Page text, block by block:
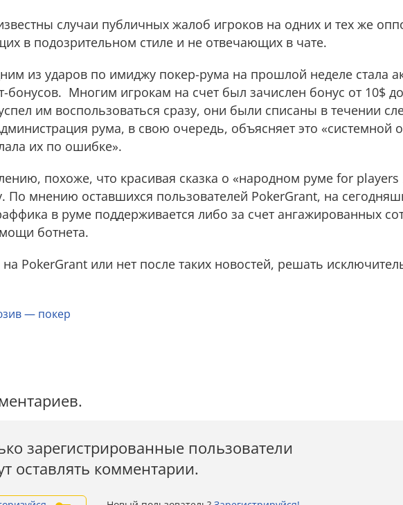
случаи публичных жалоб игроков на одних и тех же
в подозрительном стиле и не отвечающих в чате.
из ударов по имиджу покер-рума на прошлой неделе стала
бонусов. Многим игрокам на счет был зачислен бонус от 10$
им воспользоваться сразу, они были списаны в течении
рума, в свою очередь, объясняет это «системной
их по ошибке».
похоже, что красивая сказка о «народном руме for players
По мнению оставшихся пользователей PokerGrant, на
в руме поддерживается либо за счет ангажированных
ботнета.
на PokerGrant или нет после таких новостей, решать
— покер
зарегистрированные пользователи
оставлять комментарии.